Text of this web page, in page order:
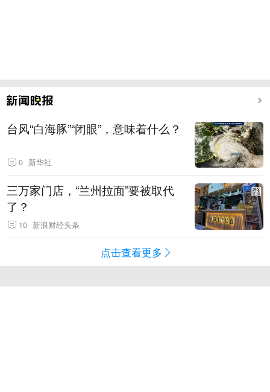
台风“白海豚”“闭眼”，意味着什么？
0 新华社
三万家门店，“兰州拉面”要被取代
了？
10 新浪财经头条
点击查看更多